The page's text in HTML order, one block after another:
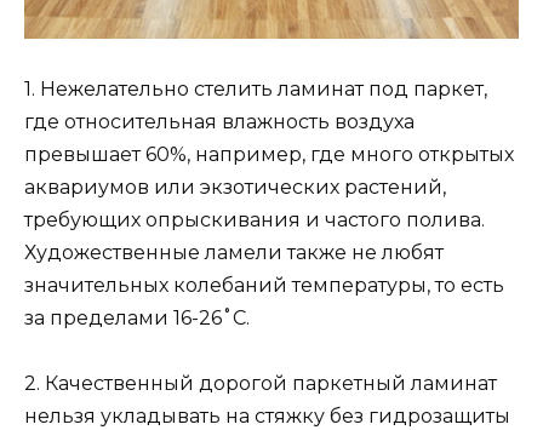
1. Нежелательно стелить ламинат под паркет,
где относительная влажность воздуха
превышает 60%, например, где много открытых
аквариумов или экзотических растений,
требующих опрыскивания и частого полива.
Художественные ламели также не любят
значительных колебаний температуры, то есть
за пределами 16-26˚С.
2. Качественный дорогой паркетный ламинат
нельзя укладывать на стяжку без гидрозащиты